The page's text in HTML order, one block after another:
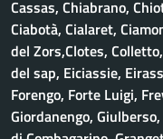
Cassas, Chiabrano,
Ciabotà, Cialaret,
del Zors,Clotes,
del sap, Eiciassie,
Forengo, Forte Luigi,
Giordanengo,